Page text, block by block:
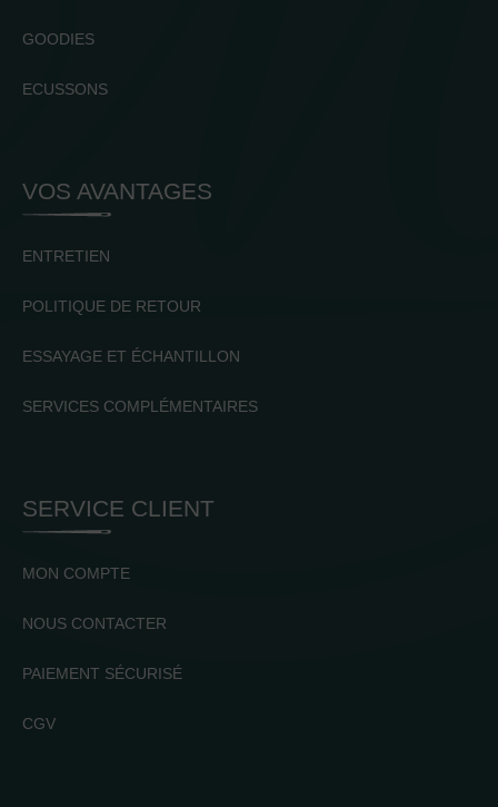
GOODIES
ECUSSONS
VOS AVANTAGES
ENTRETIEN
POLITIQUE DE RETOUR
ESSAYAGE ET ÉCHANTILLON
SERVICES COMPLÉMENTAIRES
SERVICE CLIENT
MON COMPTE
NOUS CONTACTER
PAIEMENT SÉCURISÉ
CGV